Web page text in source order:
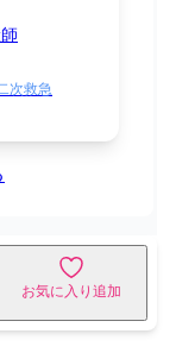
次救急
お気に入り追加